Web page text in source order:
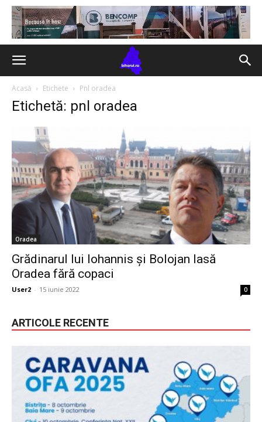
Acasă Etichete Pnl oradea
Etichetă: pnl oradea
Oradea
Grădinarul lui Iohannis și Bolojan lasă
Oradea fără copaci
User2 - 15 iunie 2022 0
ARTICOLE RECENTE